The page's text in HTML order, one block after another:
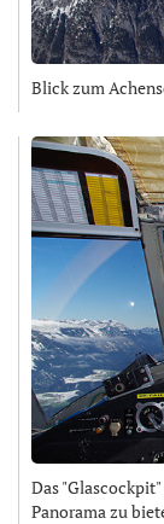
Blick zum
Das
Panorama zu